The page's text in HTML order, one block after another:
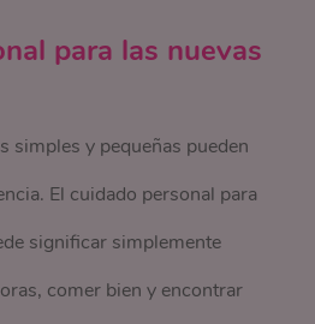
para las nuevas
simples y pequeñas pueden
El cuidado personal para
significar simplemente
comer bien y encontrar